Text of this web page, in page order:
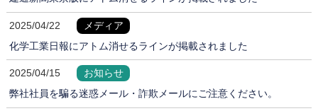
2025/04/22
メディア
化学工業日報にアトム消せるラインが掲載されました
2025/04/15
お知らせ
弊社社員を騙る迷惑メール・詐欺メールにご注意ください。